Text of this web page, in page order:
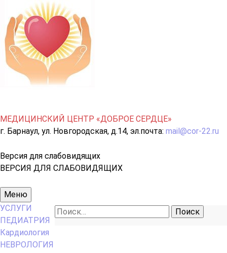
МЕДИЦИНСКИЙ ЦЕНТР «ДОБРОЕ СЕРДЦЕ»
г. Барнаул, ул. Новгородская, д.14, эл.почта: mail@cor-22.ru
Версия для слабовидящих
ВЕРСИЯ ДЛЯ СЛАБОВИДЯЩИХ
Основное
меню
Меню
Найти:
УСЛУГИ
ПЕДИАТРИЯ
Кардиология
НЕВРОЛОГИЯ